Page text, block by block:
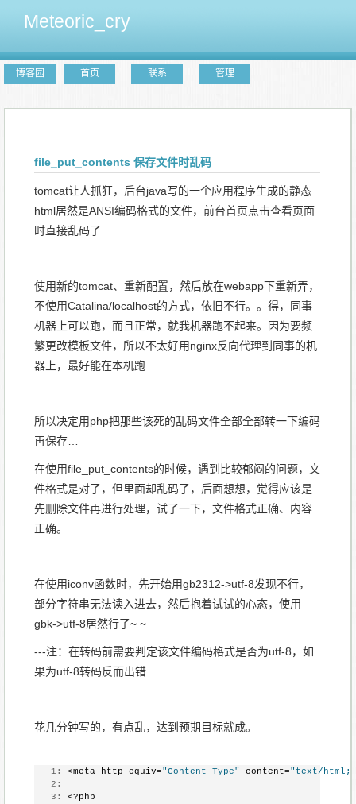
Meteoric_cry
博客园 首页 联系 管理
file_put_contents 保存文件时乱码
tomcat让人抓狂，后台java写的一个应用程序生成的静态
html居然是ANSI编码格式的文件，前台首页点击查看页面
时直接乱码了…
使用新的tomcat、重新配置，然后放在webapp下重新弄，
不使用Catalina/localhost的方式，依旧不行。。得，同事
机器上可以跑，而且正常，就我机器跑不起来。因为要频
繁更改模板文件，所以不太好用nginx反向代理到同事的机
器上，最好能在本机跑..
所以决定用php把那些该死的乱码文件全部全部转一下编码
再保存…
在使用file_put_contents的时候，遇到比较郁闷的问题，文
件格式是对了，但里面却乱码了，后面想想，觉得应该是
先删除文件再进行处理，试了一下，文件格式正确、内容
正确。
在使用iconv函数时，先开始用gb2312->utf-8发现不行，
部分字符串无法读入进去，然后抱着试试的心态，使用
gbk->utf-8居然行了~ ~
---注：在转码前需要判定该文件编码格式是否为utf-8，如
果为utf-8转码反而出错
花几分钟写的，有点乱，达到预期目标就成。
   1:
<meta http-equiv="Content-Type" content="text/html;
   2:
   3:
<?php